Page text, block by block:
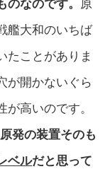
なのです。 原
艦大和のいちば
たことがありま
が開かないぐら
高いのです。
発の装置そのも
ベルだと思って